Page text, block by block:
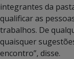
integrantes da
qualificar as
trabalhos. De
quaisquer
encontro”, disse.